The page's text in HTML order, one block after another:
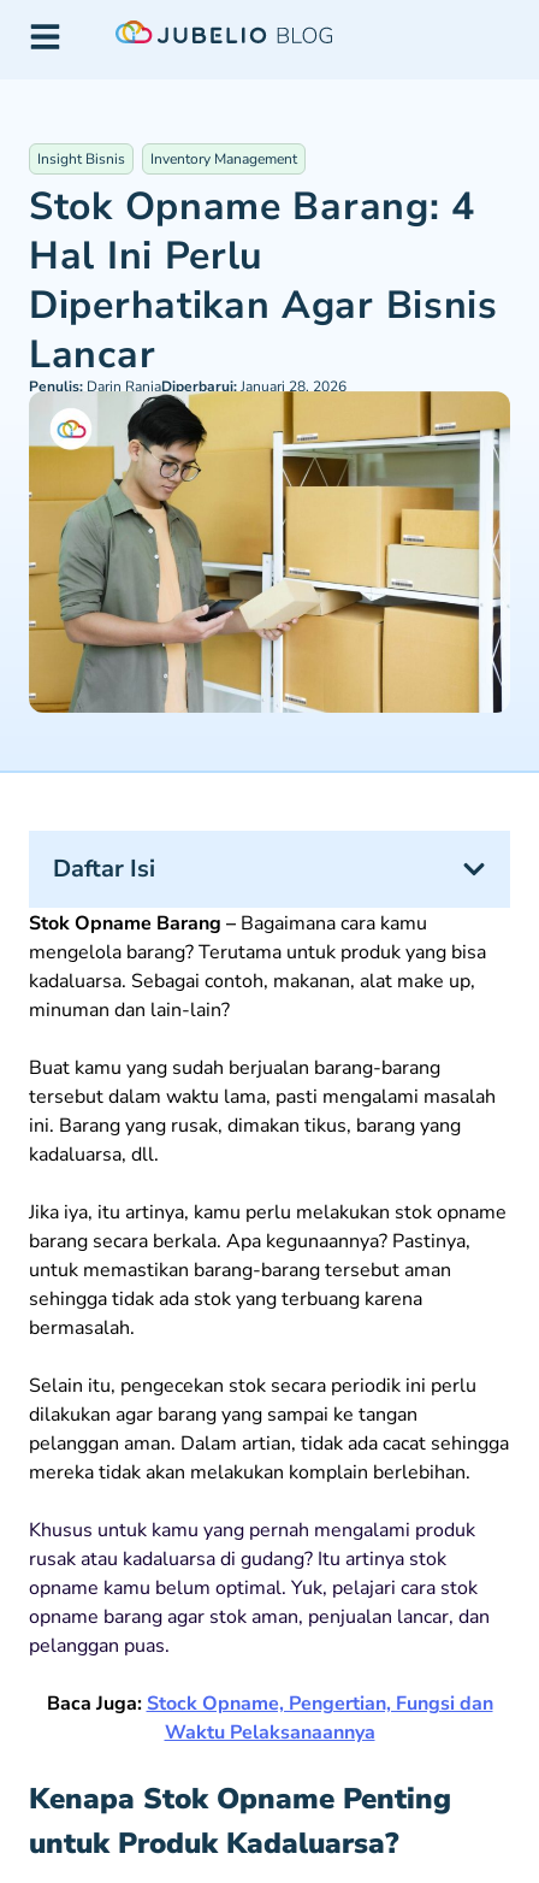
Insight Bisnis Inventory Management
Stok Opname Barang: 4
Hal Ini Perlu
Diperhatikan Agar Bisnis
Lancar
Penulis: Darin RaniaDiperbarui:Januari 28, 2026
Stok Opname Barang – Bagaimana cara kamu
mengelola barang? Terutama untuk produk yang bisa
kadaluarsa. Sebagai contoh, makanan, alat make up,
minuman dan lain-lain?
Buat kamu yang sudah berjualan barang-barang
tersebut dalam waktu lama, pasti mengalami masalah
ini. Barang yang rusak, dimakan tikus, barang yang
kadaluarsa, dll.
Jika iya, itu artinya, kamu perlu melakukan stok opname
barang secara berkala. Apa kegunaannya? Pastinya,
untuk memastikan barang-barang tersebut aman
sehingga tidak ada stok yang terbuang karena
bermasalah.
Selain itu, pengecekan stok secara periodik ini perlu
dilakukan agar barang yang sampai ke tangan
pelanggan aman. Dalam artian, tidak ada cacat sehingga
mereka tidak akan melakukan komplain berlebihan.
Khusus untuk kamu yang pernah mengalami produk
rusak atau kadaluarsa di gudang? Itu artinya stok
opname kamu belum optimal. Yuk, pelajari cara stok
opname barang agar stok aman, penjualan lancar, dan
pelanggan puas.
Baca Juga: Stock Opname, Pengertian, Fungsi dan
Waktu Pelaksanaannya
Kenapa Stok Opname Penting
untuk Produk Kadaluarsa?
Daftar Isi